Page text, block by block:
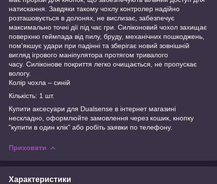
натискання. Завдяки такому чохлу контролер надійно
розташовується в долонях, не вислизає, забезпечує
максимально точні дії під час гри. Силіконовий чохол захищає
поверхню геймпада від пилу, бруду, механічних пошкоджень,
пом'якшує удари при падінні та зберігає новий зовнішній
вигляд ігрового маніпулятора протягом тривалого
часу. Силіконове покриття легко очищається, не пропускає
вологу.
Колір чохла – синій
Кількість: 1 шт.
Купити аксесуари для Dualsense в інтернет магазині
нескладно, оформлюйте замовлення через кошик, кнопку
"купити в один клік" або робіть заявки по телефону.
Приховати
Характеристики